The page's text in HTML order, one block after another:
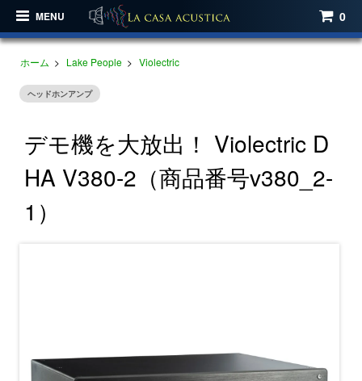
MENU 0
ホーム > Lake People > Violectric
ヘッドホンアンプ
デモ機を大放出！ Violectric D
HA V380-2（商品番号v380_2-
1）